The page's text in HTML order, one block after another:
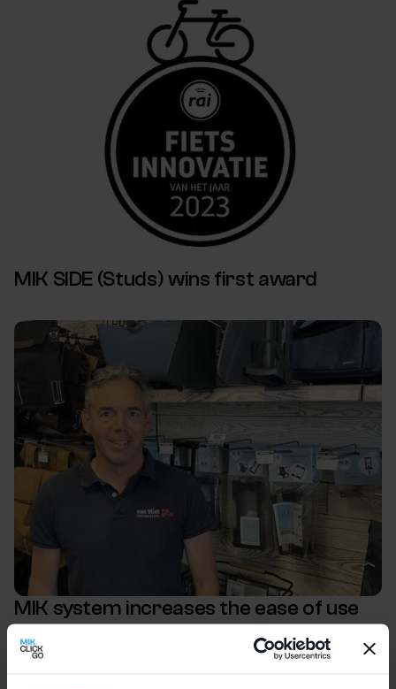
MIK SIDE (Studs) wins first award
MIK system increases the ease of use
for consumers